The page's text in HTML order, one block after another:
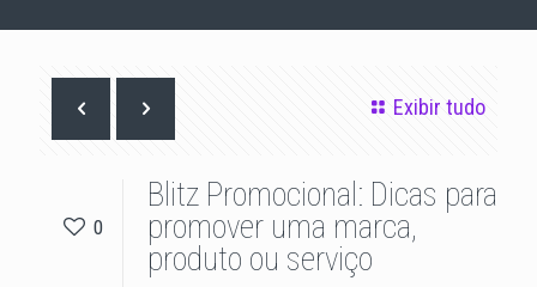
Exibir tudo
0
Blitz Promocional: Dicas para
promover uma marca,
produto ou serviço